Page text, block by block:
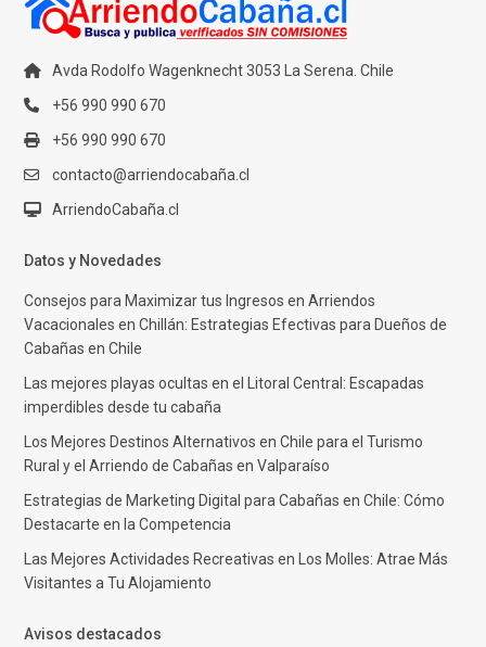
Avda Rodolfo Wagenknecht 3053 La Serena. Chile
+56 990 990 670
+56 990 990 670
contacto@arriendocabaña.cl
ArriendoCabaña.cl
Datos y Novedades
Consejos para Maximizar tus Ingresos en Arriendos
Vacacionales en Chillán: Estrategias Efectivas para Dueños de
Cabañas en Chile
Las mejores playas ocultas en el Litoral Central: Escapadas
imperdibles desde tu cabaña
Los Mejores Destinos Alternativos en Chile para el Turismo
Rural y el Arriendo de Cabañas en Valparaíso
Estrategias de Marketing Digital para Cabañas en Chile: Cómo
Destacarte en la Competencia
Las Mejores Actividades Recreativas en Los Molles: Atrae Más
Visitantes a Tu Alojamiento
Avisos destacados